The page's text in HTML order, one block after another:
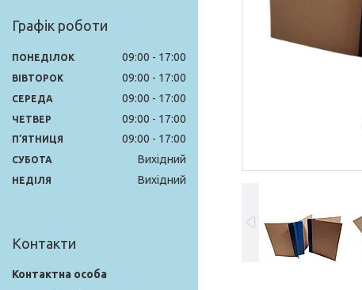
Графік роботи
ПОНЕДІЛОК 09:00 17:00
ВІВТОРОК 09:00 17:00
СЕРЕДА 09:00 17:00
ЧЕТВЕР 09:00 17:00
ПʼЯТНИЦЯ 09:00 17:00
СУБОТА Вихідний
НЕДІЛЯ Вихідний
Контакти